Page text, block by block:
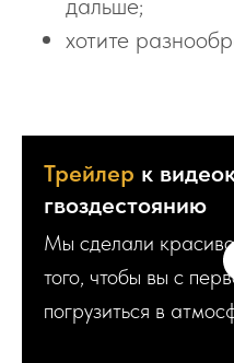
хотите
Трейлер к
гвоздестоянию
Мы сделали
того, чтобы вы с
погрузиться в